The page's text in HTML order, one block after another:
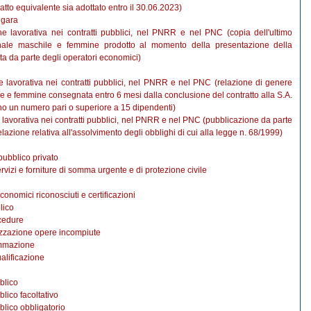
equivalente sia adottato entro il 30.06.2023)
lavorativa nei contratti pubblici, nel PNRR e nel PNC (copia dell'ultimo
maschile e femmine prodotto al momento della presentazione della
da parte degli operatori economici)
lavorativa nei contratti pubblici, nel PNRR e nel PNC (relazione di genere
e femmine consegnata entro 6 mesi dalla conclusione del contratto alla S.A.
un numero pari o superiore a 15 dipendenti)
nei contratti pubblici, nel PNRR e nel PNC (pubblicazione da parte
relativa all'assolvimento degli obblighi di cui alla legge n. 68/1999)
privato
e forniture di somma urgente e di protezione civile
riconosciuti e certificazioni
opere incompiute
facoltativo
obbligatorio